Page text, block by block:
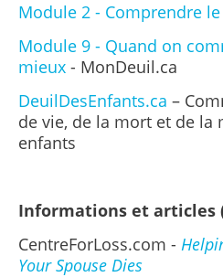
Module 2 - Comprendre
Module 9 - Quand on
mieux - MonDeuil.ca
DeuilDesEnfants.ca –
de vie, de la mort et de la
enfants
Informations et articles
CentreForLoss.com -
Your Spouse Dies